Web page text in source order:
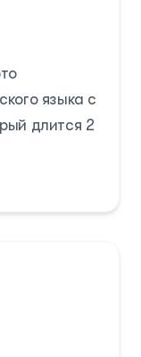
языка с
длится 2
через